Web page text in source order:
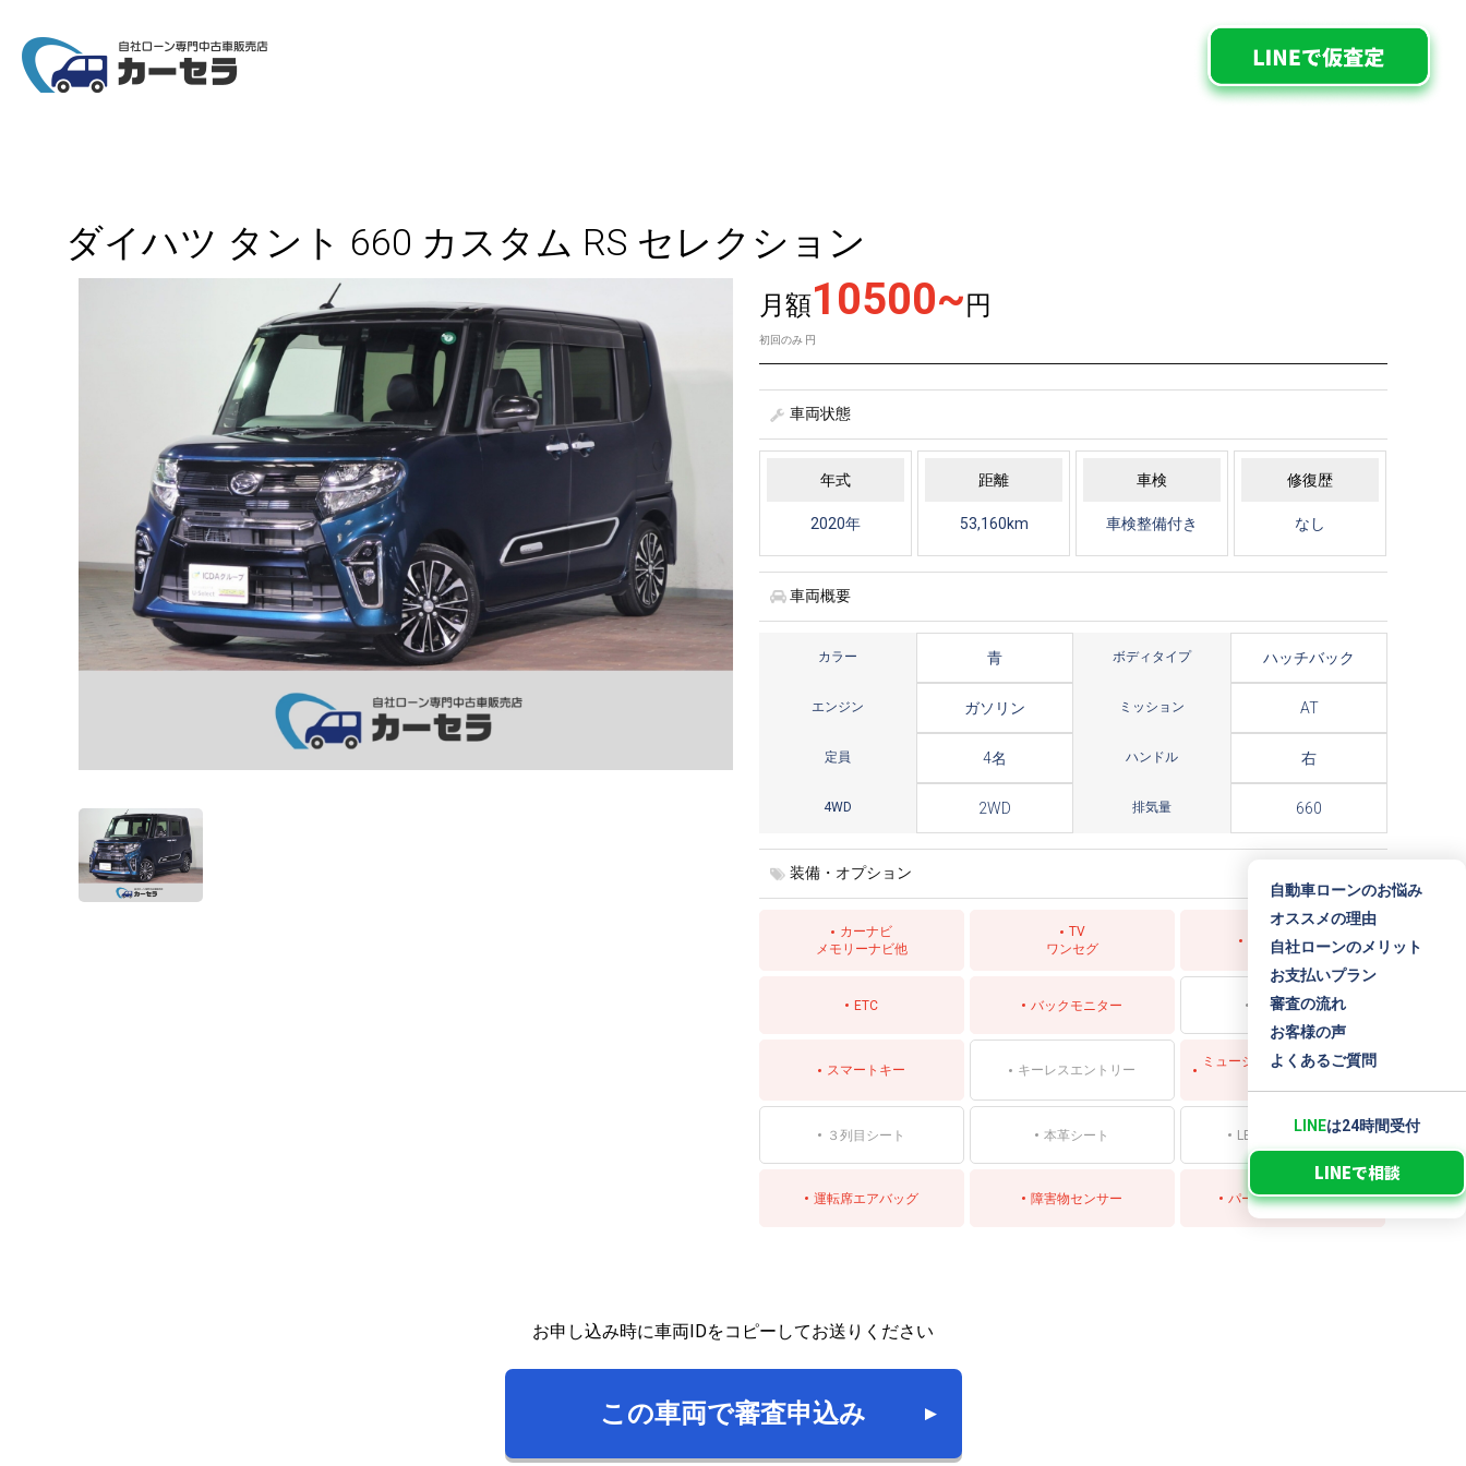
ダイハツ タント 660 カスタム RS セレクション
月額10500~ 円
初回のみ 円
車両状態
年式
2020年
距離
53,160km
車検
車検整備付き
修復歴
なし
車両概要
カラー 青 ボディタイプ ハッチバック
エンジン ガソリン ミッション AT
定員 4名 ハンドル 右
4WD 2WD 排気量 660
装備・オプション
カーナビ
メモリーナビ他
TV
ワンセグ
スライドドア
ETC バックモニター サンルーフ
スマートキー キーレスエントリー
ミュージックプレイヤー接続
３列目シート 本革シート LEDヘッドライト
運転席エアバッグ 障害物センサー パーキングアシスト
お申し込み時に車両IDをコピーしてお送りください
この車両で審査申込み
自動車ローンのお悩み
オススメの理由
自社ローンのメリット
お支払いプラン
審査の流れ
お客様の声
よくあるご質問
LINEは24時間受付
LINEで相談